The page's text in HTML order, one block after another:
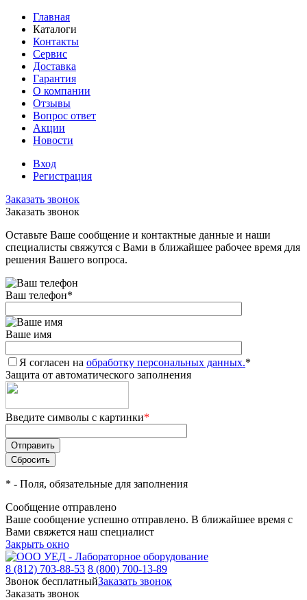
Главная
Каталоги
Контакты
Сервис
Доставка
Гарантия
О компании
Отзывы
Вопрос ответ
Акции
Новости
Вход
Регистрация
Заказать звонок
Заказать звонок
Оставьте Ваше сообщение и контактные данные и наши
специалисты свяжутся с Вами в ближайшее рабочее время для
решения Вашего вопроса.
Ваш телефон*
Ваше имя
Я согласен на обработку персональных данных.*
Защита от автоматического заполнения
Введите символы с картинки*
* - Поля, обязательные для заполнения
Сообщение отправлено
Ваше сообщение успешно отправлено. В ближайшее время с
Вами свяжется наш специалист
Закрыть окно
8 (812) 703-88-53 8 (800) 700-13-89
Звонок бесплатныйЗаказать звонок
Заказать звонок